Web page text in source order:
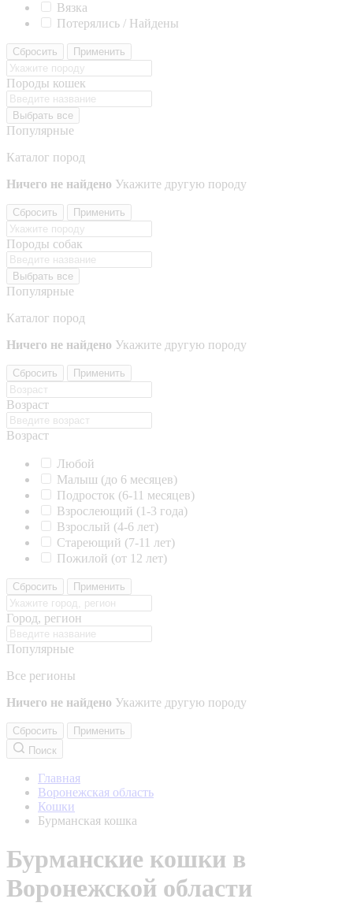
Вязка
Потерялись / Найдены
Сбросить Применить
Породы кошек
Выбрать все
Популярные
Каталог пород
Ничего не найдено Укажите другую породу
Сбросить Применить
Породы собак
Выбрать все
Популярные
Каталог пород
Ничего не найдено Укажите другую породу
Сбросить Применить
Возраст
Возраст
Любой
Малыш (до 6 месяцев)
Подросток (6-11 месяцев)
Взрослеющий (1-3 года)
Взрослый (4-6 лет)
Стареющий (7-11 лет)
Пожилой (от 12 лет)
Сбросить Применить
Город, регион
Популярные
Все регионы
Ничего не найдено Укажите другую породу
Сбросить
Применить
Поиск
Главная
Воронежская область
Кошки
Бурманская кошка
Бурманские кошки в
Воронежской области